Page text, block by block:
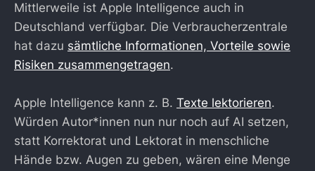
Mittlerweile ist Apple Intelligence auch in
Deutschland verfügbar. Die Verbraucherzentrale
hat dazu sämtliche Informationen, Vorteile sowie
Risiken zusammengetragen.
Apple Intelligence kann z. B. Texte lektorieren.
Würden Autor*innen nun nur noch auf AI setzen,
statt Korrektorat und Lektorat in menschliche
Hände bzw. Augen zu geben, wären eine Menge